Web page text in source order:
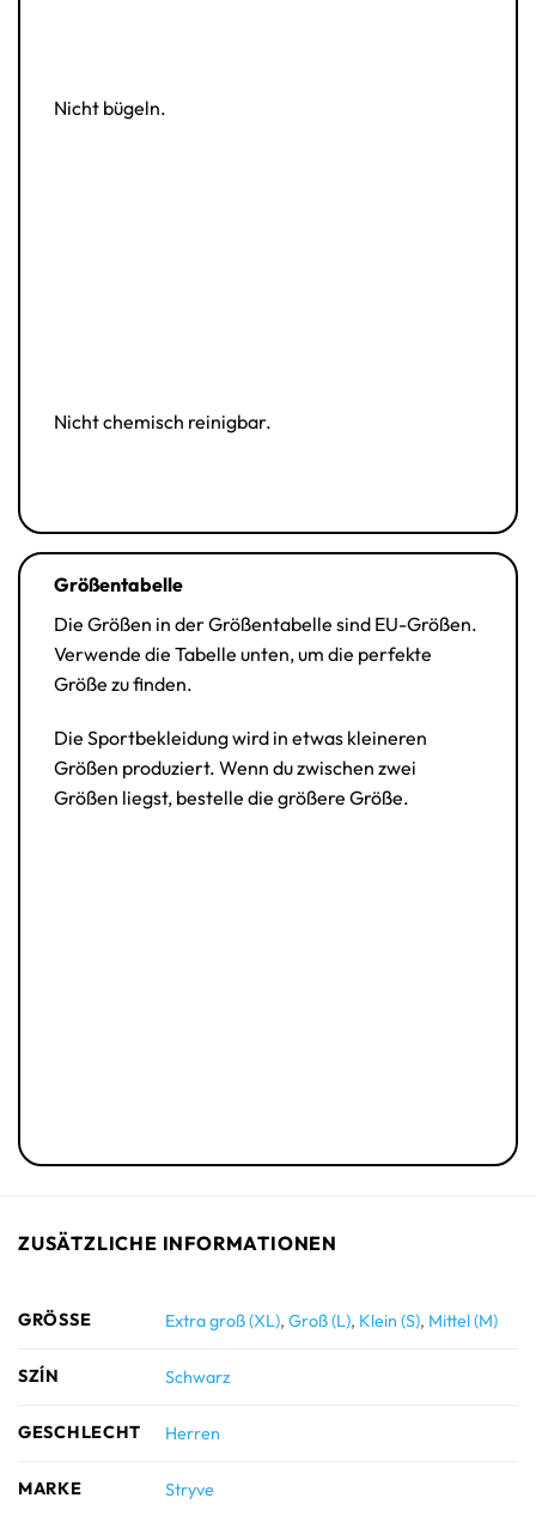
Nicht bügeln.
Nicht chemisch reinigbar.
Größentabelle
Die Größen in der Größentabelle sind EU-Größen.
Verwende die Tabelle unten, um die perfekte
Größe zu finden.
Die Sportbekleidung wird in etwas kleineren
Größen produziert. Wenn du zwischen zwei
Größen liegst, bestelle die größere Größe.
ZUSÄTZLICHE INFORMATIONEN
GRÖSSE Extra groß (XL),Groß (L), Klein (S), Mittel (M)
SZÍN Schwarz
GESCHLECHT Herren
MARKE Stryve